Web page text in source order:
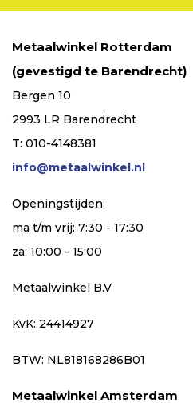
Metaalwinkel Rotterdam
(gevestigd te Barendrecht)
Bergen 10
2993 LR Barendrecht
T: 010-4148381
info@metaalwinkel.nl
Openingstijden:
ma t/m vrij: 7:30 - 17:30
za: 10:00 - 15:00
Metaalwinkel B.V
KvK: 24414927
BTW: NL818168286B01
Metaalwinkel Amsterdam